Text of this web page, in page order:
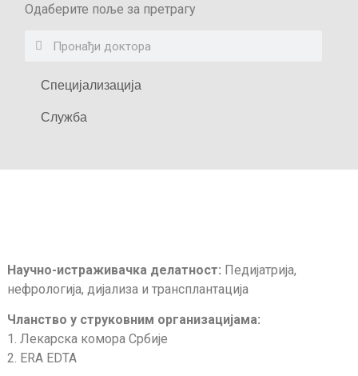
Одаберите поље за претрагу
Специјализација
Служба
Научно-истраживачка делатност: Педијатрија,
нефрологија, дијализа и трансплантација
Чланство у струковним организацијама:
1. Лекарска комора Србије
2. ERA EDTA